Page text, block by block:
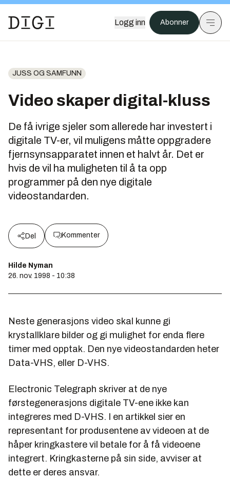
Logg inn Abonner
JUSS OG SAMFUNN
Video skaper digital-kluss
De få ivrige sjeler som allerede har investert i
digitale TV-er, vil muligens måtte oppgradere
fjernsynsapparatet innen et halvt år. Det er
hvis de vil ha muligheten til å ta opp
programmer på den nye digitale
videostandarden.
Del Kommenter
Hilde Nyman
26. nov. 1998 - 10:38
Neste generasjons video skal kunne gi
krystallklare bilder og gi mulighet for enda flere
timer med opptak. Den nye videostandarden heter
Data-VHS, eller D-VHS.
Electronic Telegraph skriver at de nye
førstegenerasjons digitale TV-ene ikke kan
integreres med D-VHS. I en artikkel sier en
representant for produsentene av videoen at de
håper kringkastere vil betale for å få videoene
integrert. Kringkasterne på sin side, avviser at
dette er deres ansvar.